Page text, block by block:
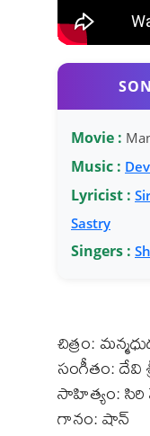
Movie :
Music :
Lyricist :
Sastry
Singers :
చిత్రం:
సంగీతం: దేవి
సాహిత్యం: సిరి
గానం: షాన్